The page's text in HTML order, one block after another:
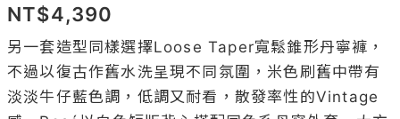
NT$4,390
另一套造型同樣選擇Loose Taper寬鬆錐形丹寧褲，
不過以復古作舊水洗呈現不同氛圍，米色刷舊中帶有
淡淡牛仔藍色調，低調又耐看，散發率性的Vintage